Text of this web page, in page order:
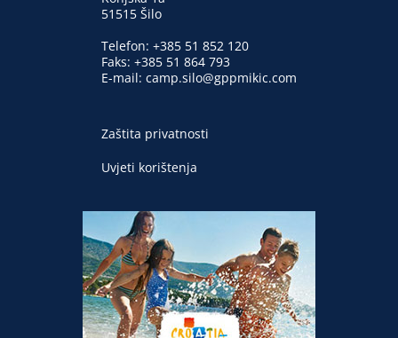
51515 Šilo
Telefon: +385 51 852 120
Faks: +385 51 864 793
E-mail: camp.silo@gppmikic.com
Zaštita privatnosti
Uvjeti korištenja